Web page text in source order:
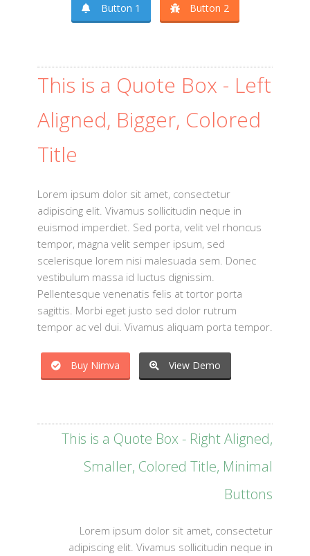
Button 1 Button 2
This is a Quote Box - Left
Aligned, Bigger, Colored
Title
Lorem ipsum dolor sit amet, consectetur
adipiscing elit. Vivamus sollicitudin neque in
euismod imperdiet. Sed porta, velit vel rhoncus
tempor, magna velit semper ipsum, sed
scelerisque lorem nisi malesuada sem. Donec
vestibulum massa id luctus dignissim.
Pellentesque venenatis felis at tortor porta
sagittis. Morbi eget justo sed dolor rutrum
tempor ac vel dui. Vivamus aliquam porta tempor.
Buy Nimva View Demo
This is a Quote Box - Right Aligned,
Smaller, Colored Title, Minimal
Buttons
Lorem ipsum dolor sit amet, consectetur
adipiscing elit. Vivamus sollicitudin neque in